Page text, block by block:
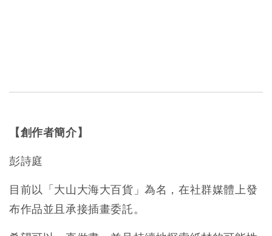
【創作者簡介】
彭詩庭
目前以「大山大海大百貨」為名，在社群媒體上發
布作品並且承接插畫委託。